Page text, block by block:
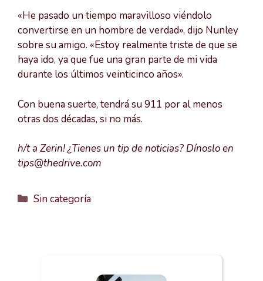
«He pasado un tiempo maravilloso viéndolo
convertirse en un hombre de verdad», dijo Nunley
sobre su amigo. «Estoy realmente triste de que se
haya ido, ya que fue una gran parte de mi vida
durante los últimos veinticinco años».
Con buena suerte, tendrá su 911 por al menos
otras dos décadas, si no más.
h/t a Zerin! ¿Tienes un tip de noticias? Dínoslo en
tips@thedrive.com
Categorías
Sin categoría